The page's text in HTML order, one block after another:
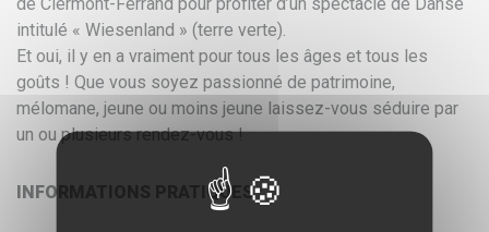
intitulé « Wiesenland » (terre verte).
Et oui, il y en a vraiment pour tous les âges et tous les
goûts ! Que vous soyez passionné de patrimoine,
mélomane, jeune ou moins jeune laissez-vous séduire par
un ou plusieurs rendez-vous !
INFORMATIONS PRATIQUES :